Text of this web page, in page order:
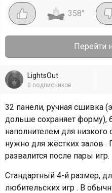
358°
Перейти
LightsOut
0 подписчиков
32 панели, ручная сшивка
дольше сохраняет форму),
наполнителем для низкого
нужно для жёстких залов .
развалится после пары игр.
Стандартный 4-й размер,
любительских игр . В